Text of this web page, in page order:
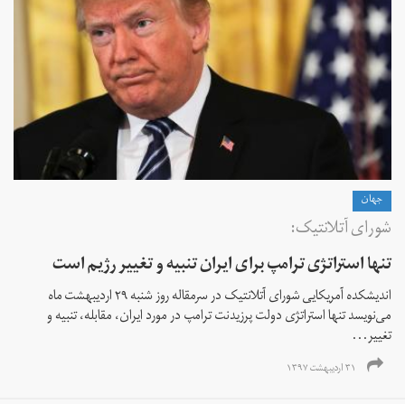
جهان
شورای آتلانتیک:
تنها استراتژی ترامپ برای ایران تنبیه و تغییر رژیم است
اندیشکده آمریکایی شورای آتلانتیک در سرمقاله روز شنبه ۲۹ اردیبهشت ماه
می‌نویسد تنها استراتژی دولت پرزیدنت ترامپ در مورد ایران، مقابله، تنبیه و
تغییر...
۳۱ اردیبهشت ۱۳۹۷